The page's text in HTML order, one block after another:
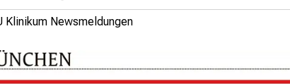
Klinikum Newsmeldungen